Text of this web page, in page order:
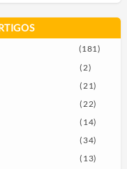
(181)
(2)
(21)
(22)
(14)
(34)
(13)